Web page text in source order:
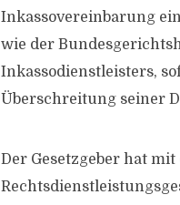
Inkassovereinbarung
wie der
Inkassodienstleisters,
Überschreitung seiner
Der Gesetzgeber hat